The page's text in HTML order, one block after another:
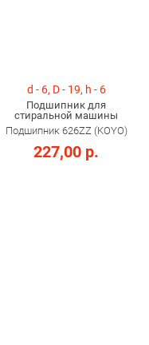
d - 6, D - 19, h - 6
Подшипник для
стиральной машины
Подшипник 626ZZ (KOYO)
227,00 р.